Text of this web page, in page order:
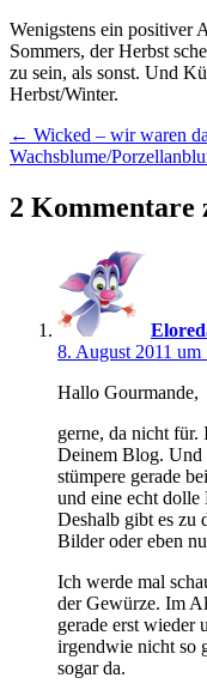
Wenigstens ein positiver
Sommers, der Herbst
zu sein, als sonst. Und
Herbst/Winter.
← Wicked – wir waren
Wachsblume/
2 Kommentare
8. August 2011
Hallo Gourmande,
gerne, da nicht
Deinem Blog. Und
stümpere gerade
und eine echt
Deshalb gibt es zu
Bilder oder eben
Ich werde mal
der Gewürze. Im
gerade erst wieder
irgendwie nicht so
sogar da.